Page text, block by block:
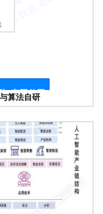
算法自研